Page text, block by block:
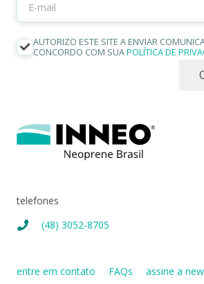
AUTORIZO ESTE SITE A ENVIAR
CONCORDO COM SUAPOLÍTICA DE
telefones
(48) 3052-8705
entre em contato FAQs assine a